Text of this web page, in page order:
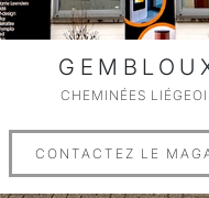
CHEMINÉES
CONTACTEZ LE